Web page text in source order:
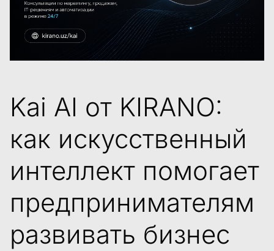
Kai AI от KIRANO:
как искусственный
интеллект помогает
предпринимателям
развивать бизнес